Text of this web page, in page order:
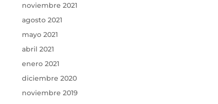
noviembre 2021
agosto 2021
mayo 2021
abril 2021
enero 2021
diciembre 2020
noviembre 2019